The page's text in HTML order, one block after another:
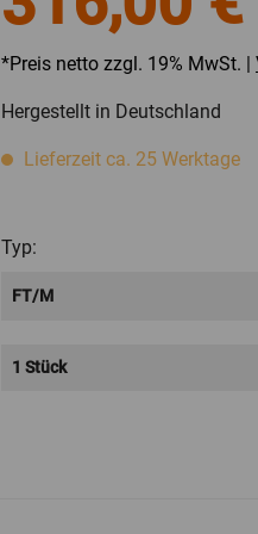
Zubehör Fetra
*Preis netto zzgl. 19% MwSt. |
Hergestellt in Deutschland
Lieferzeit ca. 25 Werktage
Typ: